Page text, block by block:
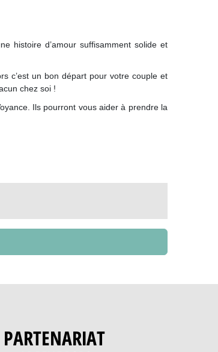
histoire d’amour suffisamment solide et
c’est un bon départ pour votre couple et
chez soi !
Ils pourront vous aider à prendre la
PARTENARIAT